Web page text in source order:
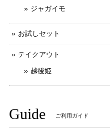
ジャガイモ
お試しセット
テイクアウト
越後姫
Guide ご利用ガイド